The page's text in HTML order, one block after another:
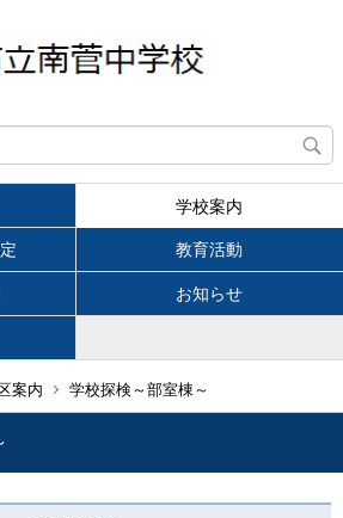
学校案内
教育活動
お知らせ
案内 学校探検～部室棟～